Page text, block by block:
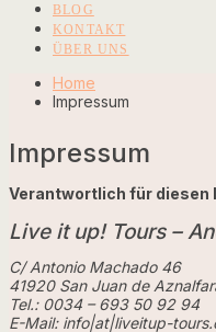
BLOG
KONTAKT
ÜBER UNS
Home
Impressum
Impressum
Verantwortlich für
Live it up! Tours –
C/ Antonio Machado 46
41920 San Juan de
Tel.: 0034 – 693 50 92 94
E-Mail: info|at|liveitup-